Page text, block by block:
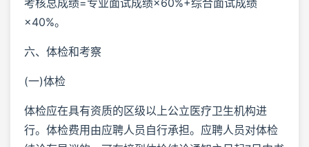
×40%。
六、体检和考察
(一)体检
体检应在具有资质的区级以上公立医疗卫生机构进
行。体检费用由应聘人员自行承担。应聘人员对体检